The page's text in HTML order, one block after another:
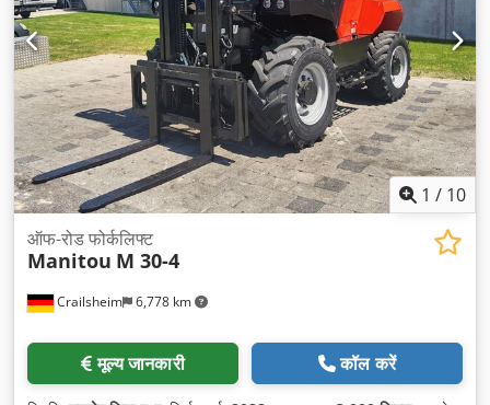
1 / 10
Crailsheim 6,778 km
ऑफ-रोड फोर्कलिफ्ट
Manitou M 30-4
मूल्य जानकारी कॉल करें